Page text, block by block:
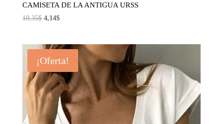
CAMISETA DE LA ANTIGUA URSS
10,35$ El
10,35$.
4,14$El
4,14$.
¡Oferta!